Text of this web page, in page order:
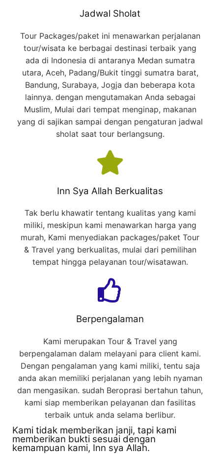
Jadwal Sholat
Tour Packages/paket ini menawarkan perjalanan
tour/wisata ke berbagai destinasi terbaik yang
ada di Indonesia di antaranya Medan sumatra
utara, Aceh, Padang/Bukit tinggi sumatra barat,
Bandung, Surabaya, Jogja dan beberapa kota
lainnya. dengan mengutamakan Anda sebagai
Muslim, Mulai dari tempat menginap, makanan
yang di sajikan sampai dengan pengaturan jadwal
sholat saat tour berlangsung.
Inn Sya Allah Berkualitas
Tak berlu khawatir tentang kualitas yang kami
miliki, meskipun kami menawarkan harga yang
murah, Kami menyediakan packages/paket Tour
& Travel yang berkualitas, mulai dari pemilihan
tempat hingga pelayanan tour/wisatawan.
Berpengalaman
Kami merupakan Tour & Travel yang
berpengalaman dalam melayani para client kami.
Dengan pengalaman yang kami miliki, tentu saja
anda akan memiliki perjalanan yang lebih nyaman
dan mengasikan. sudah Beroprasi bertahun tahun,
kami siap memberikan pelayanan dan fasilitas
terbaik untuk anda selama berlibur.
Kami tidak memberikan janji, tapi kami
memberikan bukti sesuai dengan
kemampuan kami, Inn sya Allah.